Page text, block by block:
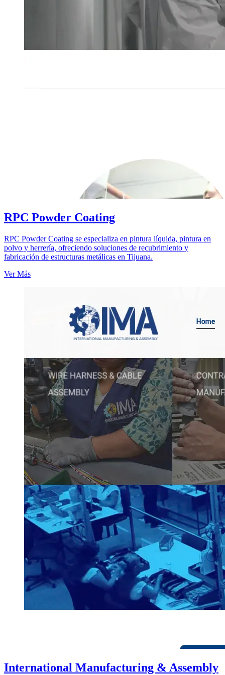
RPC Powder Coating
RPC Powder Coating se especializa en pintura líquida, pintura en
polvo y herrería, ofreciendo soluciones de recubrimiento y
fabricación de estructuras metálicas en Tijuana.
Ver Más
International Manufacturing & Assembly